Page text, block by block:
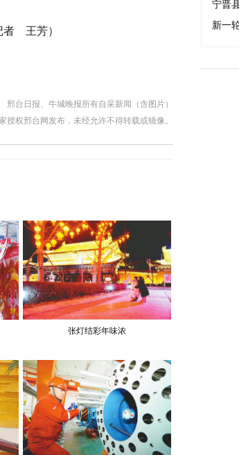
者 王芳）
邢台日报、牛城晚报所有自采新闻（含图片）
授权邢台网发布，未经允许不得转载或镜像。
张灯结彩年味浓
宁晋
新一